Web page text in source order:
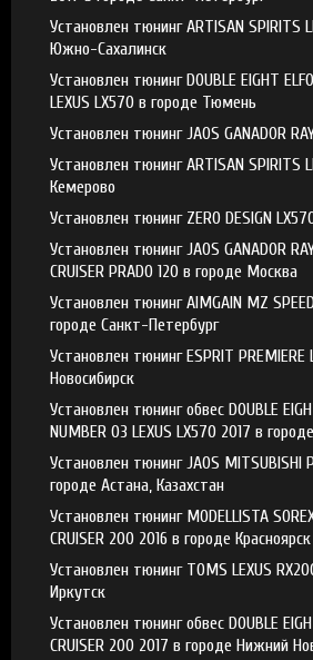
Установлен тюнинг ARTISAN SPIRITS
Южно-Сахалинск
Установлен тюнинг DOUBLE EIGHT
LEXUS LX570 в городе Тюмень
Установлен тюнинг JAOS GANADOR
Установлен тюнинг ARTISAN SPIRITS
Кемерово
Установлен тюнинг ZERO DESIGN
Установлен тюнинг JAOS GANADOR
CRUISER PRADO 120 в городе Москва
Установлен тюнинг AIMGAIN MZ
городе Санкт-Петербург
Установлен тюнинг ESPRIT PREMIERE
Новосибирск
Установлен тюнинг обвес DOUBLE
NUMBER 03 LEXUS LX570 2017 в
Установлен тюнинг JAOS MITSUBISHI
городе Астана, Казахстан
Установлен тюнинг MODELLISTA
CRUISER 200 2016 в городе Красноярск
Установлен тюнинг TOMS LEXUS
Иркутск
Установлен тюнинг обвес DOUBLE
CRUISER 200 2017 в городе Нижний